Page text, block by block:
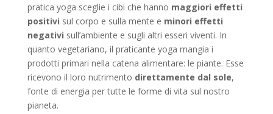
pratica yoga sceglie i cibi che hanno maggiori effetti
positivi sul corpo e sulla mente e minori effetti
negativi sull’ambiente e sugli altri esseri viventi. In
quanto vegetariano, il praticante yoga mangia i
prodotti primari nella catena alimentare: le piante. Esse
ricevono il loro nutrimento direttamente dal sole,
fonte di energia per tutte le forme di vita sul nostro
pianeta.